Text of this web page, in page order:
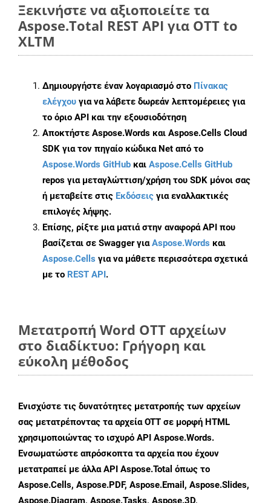
Ξεκινήστε να αξιοποιείτε τα
Aspose.Total REST API για OTT to
XLTM
Δημιουργήστε έναν λογαριασμό στο Πίνακας
ελέγχου για να λάβετε δωρεάν λεπτομέρειες για
το όριο API και την εξουσιοδότηση
Αποκτήστε Aspose.Words και Aspose.Cells Cloud
SDK για τον πηγαίο κώδικα Net από το
Aspose.Words GitHub και Aspose.Cells GitHub
repos για μεταγλώττιση/χρήση του SDK μόνοι σας
ή μεταβείτε στις Εκδόσεις για εναλλακτικές
επιλογές λήψης.
Επίσης, ρίξτε μια ματιά στην αναφορά API που
βασίζεται σε Swagger γιαAspose.Words και
Aspose.Cells για να μάθετε περισσότερα σχετικά
με το REST API.
Μετατροπή Word OTT αρχείων
στο διαδίκτυο: Γρήγορη και
εύκολη μέθοδος
Ενισχύστε τις δυνατότητες μετατροπής των αρχείων
σας μετατρέποντας τα αρχεία OTT σε μορφή HTML
χρησιμοποιώντας το ισχυρό API Aspose.Words.
Ενσωματώστε απρόσκοπτα τα αρχεία που έχουν
μετατραπεί με άλλα API Aspose.Total όπως το
Aspose.Cells, Aspose.PDF, Aspose.Email, Aspose.Slides,
Aspose.Diagram, Aspose.Tasks, Aspose.3D,